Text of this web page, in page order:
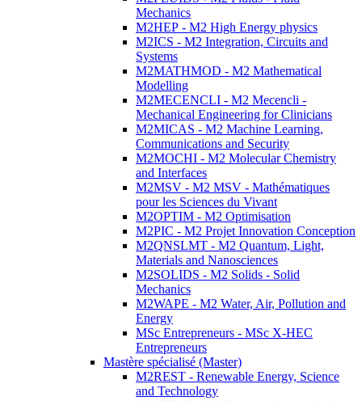
Mechanics
M2HEP - M2 High Energy physics
M2ICS - M2 Integration, Circuits and
Systems
M2MATHMOD - M2 Mathematical
Modelling
M2MECENCLI - M2 Mecencli -
Mechanical Engineering for Clinicians
M2MICAS - M2 Machine Learning,
Communications and Security
M2MOCHI - M2 Molecular Chemistry
and Interfaces
M2MSV - M2 MSV - Mathématiques
pour les Sciences du Vivant
M2OPTIM - M2 Optimisation
M2PIC - M2 Projet Innovation Conception
M2QNSLMT - M2 Quantum, Light,
Materials and Nanosciences
M2SOLIDS - M2 Solids - Solid
Mechanics
M2WAPE - M2 Water, Air, Pollution and
Energy
MSc Entrepreneurs - MSc X-HEC
Entrepreneurs
Mastère spécialisé (Master)
M2REST - Renewable Energy, Science
and Technology